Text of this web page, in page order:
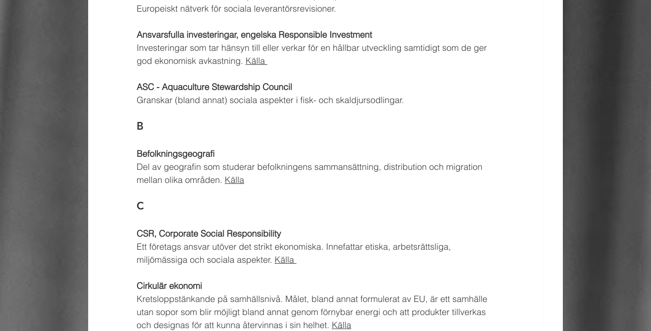
Europeiskt nätverk för sociala leverantörsrevisioner.
Ansvarsfulla investeringar, engelska Responsible Investment
Investeringar som tar hänsyn till eller verkar för en hållbar utveckling samtidigt som de ger
god ekonomisk avkastning. Källa
ASC - Aquaculture Stewardship Council
Granskar (bland annat) sociala aspekter i fisk- och skaldjursodlingar.
B
Befolkningsgeografi
Del av geografin som studerar befolkningens sammansättning, distribution och migration
mellan olika områden. Källa
C
CSR, Corporate Social Responsibility
Ett företags ansvar utöver det strikt ekonomiska. Innefattar etiska, arbetsrättsliga,
miljömässiga och sociala aspekter. Källa
Cirkulär ekonomi
Kretsloppstänkande på samhällsnivå. Målet, bland annat formulerat av EU, är ett samhälle
utan sopor som blir möjligt bland annat genom förnybar energi och att produkter tillverkas
och designas för att kunna återvinnas i sin helhet. Källa